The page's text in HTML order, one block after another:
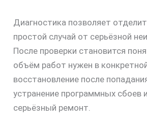
Диагностика позволяет
простой случай от серьёзной
После проверки становится
объём работ нужен в
восстановление после
устранение программных сбоев
серьёзный ремонт.